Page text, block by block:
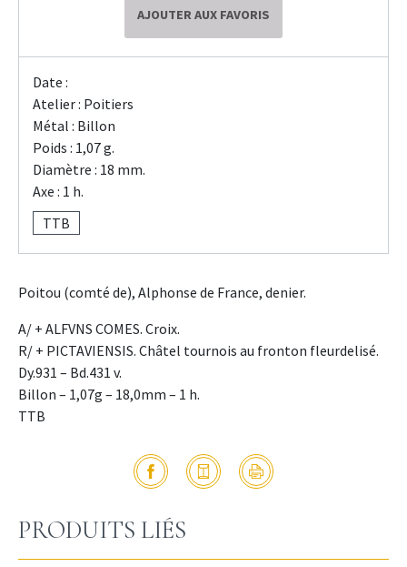
AJOUTER AUX FAVORIS
Date :
Atelier : Poitiers
Métal : Billon
Poids : 1,07 g.
Diamètre : 18 mm.
Axe : 1 h.
TTB
Poitou (comté de), Alphonse de France, denier.
A/ + ALFVNS COMES. Croix.
R/ + PICTAVIENSIS. Châtel tournois au fronton fleurdelisé.
Dy.931 – Bd.431 v.
Billon – 1,07g – 18,0mm – 1 h.
TTB
PRODUITS LIÉS